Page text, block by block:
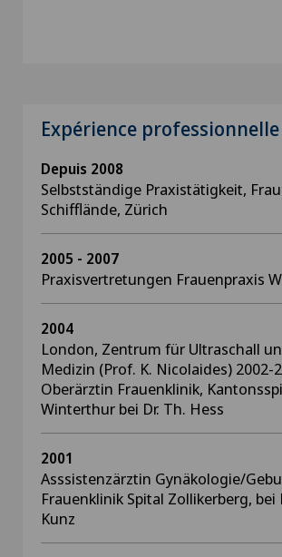
Expérience professionnelle
Depuis 2008
Selbstständige Praxistätigkeit,
Schifflände, Zürich
2005 - 2007
Praxisvertretungen Frauenpraxis
2004
London, Zentrum für Ultraschall
Medizin (Prof. K. Nicolaides) 2002-
Oberärztin Frauenklinik,
Winterthur bei Dr. Th. Hess
2001
Asssistenzärztin Gynäkologie/
Frauenklinik Spital Zollikerberg, bei
Kunz